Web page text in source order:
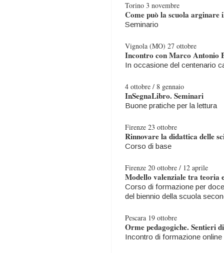
Torino 3 novembre
Come può la scuola arginare
Seminario
Vignola (MO) 27 ottobre
Incontro con Marco Antonio
In occasione del centenario
4 ottobre / 8 gennaio
InSegnaLibro. Seminari
Buone pratiche per la lettura
Firenze 23 ottobre
Rinnovare la didattica delle
Corso di base
Firenze 20 ottobre / 12 aprile
Modello valenziale tra teoria
Corso di formazione per
del biennio della scuola
Pescara 19 ottobre
Orme pedagogiche. Sentieri
Incontro di formazione online